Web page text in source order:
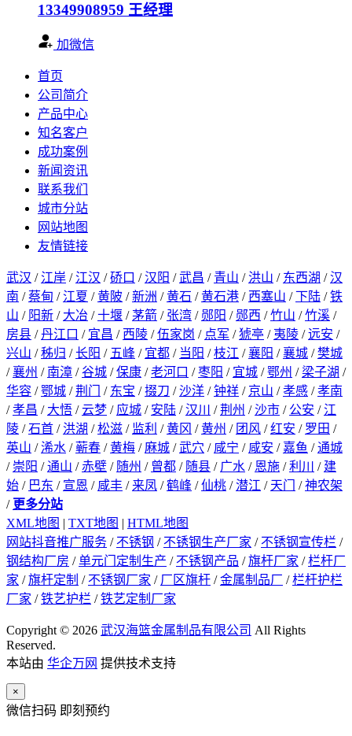
13349908959 王经理
加微信
首页
公司简介
产品中心
知名客户
成功案例
新闻资讯
联系我们
城市分站
网站地图
友情链接
武汉 / 江岸 / 江汉 /硚口 /汉阳 /武昌 / 青山 / 洪山 / 东西湖 /汉
南 /蔡甸 / 江夏 /黄陂 /新洲 /黄石 /黄石港 / 西塞山 /下陆 /铁
山 / 阳新 / 大冶 /十堰 /茅箭 / 张湾 / 郧阳 / 郧西 /竹山 /竹溪 /
房县 /丹江口 / 宜昌 / 西陵 /伍家岗 / 点军 /猇亭 / 夷陵 /远安 /
兴山 /秭归 /长阳 / 五峰 / 宜都 / 当阳 /枝江 /襄阳 /襄城 /樊城
/襄州 / 南漳 /谷城 /保康 /老河口 /枣阳 / 宜城 /鄂州 / 梁子湖 /
华容 /鄂城 /荆门 / 东宝 /掇刀 /沙洋 /钟祥 / 京山 /孝感 /孝南
/孝昌 / 大悟 /云梦 / 应城 / 安陆 /汉川 /荆州 /沙市 / 公安 / 江
陵 /石首 / 洪湖 /松滋 / 监利 /黄冈 /黄州 / 团风 /红安 / 罗田 /
英山 /浠水 /蕲春 /黄梅 / 麻城 /武穴 / 咸宁 / 咸安 / 嘉鱼 /通城
/ 崇阳 /通山 /赤壁 / 随州 / 曾都 / 随县 / 广水 / 恩施 /利川 / 建
始 / 巴东 / 宣恩 / 咸丰 / 来凤 /鹤峰 /仙桃 /潜江 / 天门 /神农架
/ 更多分站
XML地图 | TXT地图 | HTML地图
网站抖音推广服务 / 不锈钢 / 不锈钢生产厂家 / 不锈钢宣传栏 /
钢结构厂房 /单元门定制生产 / 不锈钢产品 /旗杆厂家 /栏杆厂
家 /旗杆定制 / 不锈钢厂家 / 厂区旗杆 /金属制品厂 /栏杆护栏
厂家 /铁艺护栏 /铁艺定制厂家
Copyright © 2026 武汉海篮金属制品有限公司 All Rights
Reserved.
本站由 华企万网 提供技术支持
×
微信扫码 即刻预约